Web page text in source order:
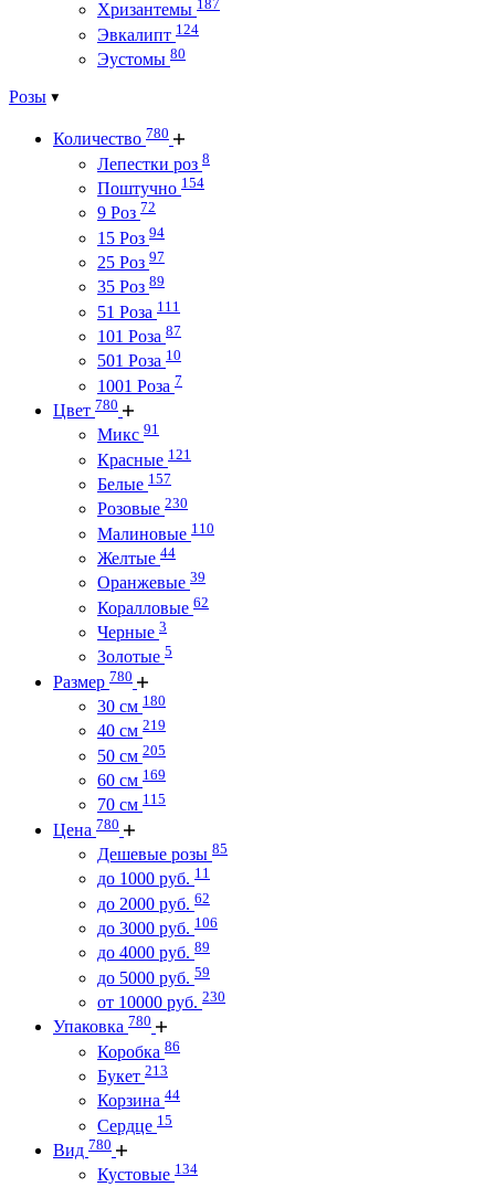
Хризантемы 187
Эвкалипт 124
Эустомы 80
Розы
Количество 780
Лепестки роз 8
Поштучно 154
9 Роз 72
15 Роз 94
25 Роз 97
35 Роз 89
51 Роза 111
101 Роза 87
501 Роза 10
1001 Роза 7
Цвет 780
Микс 91
Красные 121
Белые 157
Розовые 230
Малиновые 110
Желтые 44
Оранжевые 39
Коралловые 62
Черные 3
Золотые 5
Размер 780
30 см 180
40 см 219
50 см 205
60 см 169
70 см 115
Цена 780
Дешевые розы 85
до 1000 руб. 11
до 2000 руб. 62
до 3000 руб. 106
до 4000 руб. 89
до 5000 руб. 59
от 10000 руб. 230
Упаковка 780
Коробка 86
Букет 213
Корзина 44
Сердце 15
Вид 780
Кустовые 134